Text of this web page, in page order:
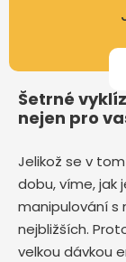
Šetrné
nejen pro
Jelikož se v
dobu, víme, jak
manipulování s
nejbližších.
velkou dávkou